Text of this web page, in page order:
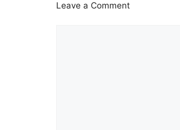
Leave a Comment